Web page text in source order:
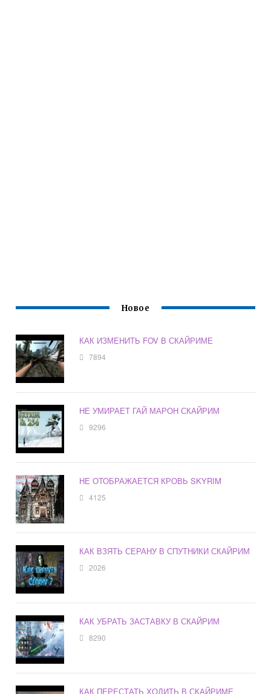
Новое
КАК ИЗМЕНИТЬ FOV В СКАЙРИМЕ
7894
НЕ УМИРАЕТ ГАЙ МАРОН СКАЙРИМ
9296
НЕ ОТОБРАЖАЕТСЯ КРОВЬ SKYRIM
4125
КАК ВЗЯТЬ СЕРАНУ В СПУТНИКИ СКАЙРИМ
2026
КАК УБРАТЬ ЗАСТАВКУ В СКАЙРИМ
8290
КАК ПЕРЕСТАТЬ ХОДИТЬ В СКАЙРИМЕ